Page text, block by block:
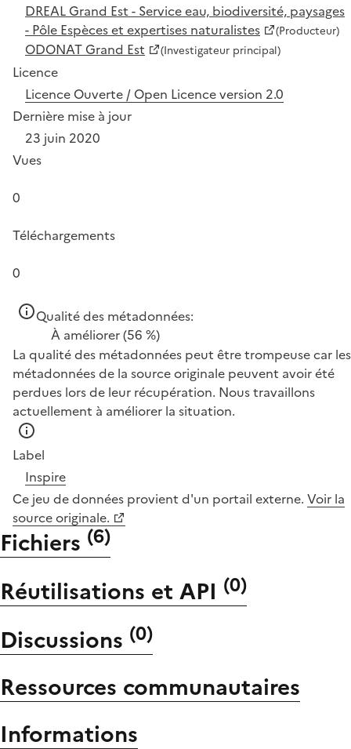
DREAL Grand Est - Service eau, biodiversité, paysages
- Pôle Espèces et expertises naturalistes
(Producteur)
ODONAT Grand Est (Investigateur principal)
Licence
Licence Ouverte / Open Licence version 2.0
Dernière mise à jour
23 juin 2020
Vues
0
Téléchargements
0
Qualité des métadonnées:
À améliorer(56 %)
La qualité des métadonnées peut être trompeuse car les
métadonnées de la source originale peuvent avoir été
perdues lors de leur récupération. Nous travaillons
actuellement à améliorer la situation.
Label
Inspire
Ce jeu de données provient d'un portail externe. Voir la
source originale.
Fichiers (6)
Réutilisations et API (0)
Discussions (0)
Ressources communautaires
Informations